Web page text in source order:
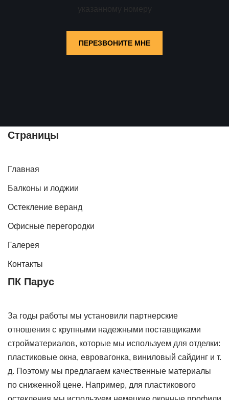
указанному номеру
ПЕРЕЗВОНИТЕ МНЕ
Страницы
Главная
Балконы и лоджии
Остекление веранд
Офисные перегородки
Галерея
Контакты
ПК Парус
За годы работы мы установили партнерские
отношения с крупными надежными поставщиками
стройматериалов, которые мы используем для отделки:
пластиковые окна, евровагонка, виниловый сайдинг и т.
д. Поэтому мы предлагаем качественные материалы
по сниженной цене. Например, для пластикового